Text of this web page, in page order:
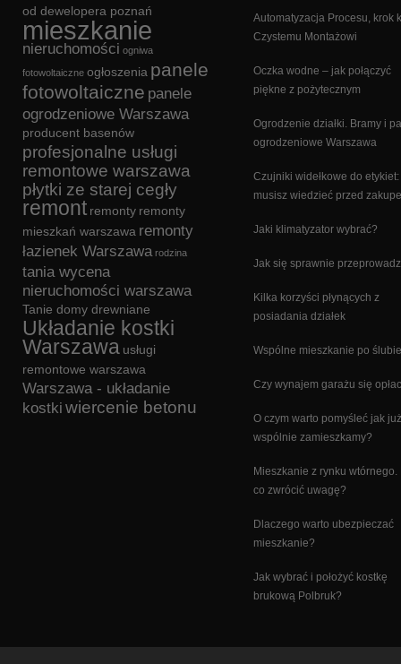
od dewelopera poznań
mieszkanie
nieruchomości ogniwa
fotowoltaiczne ogłoszenia panele
fotowoltaiczne panele
ogrodzeniowe Warszawa
producent basenów
profesjonalne usługi
remontowe warszawa
płytki ze starej cegły
remont remonty remonty
mieszkań warszawa remonty
łazienek Warszawa rodzina
tania wycena
nieruchomości warszawa
Tanie domy drewniane
Układanie kostki
Warszawa usługi
remontowe warszawa
Warszawa - układanie
kostki wiercenie betonu
Automatyzacja Procesu, krok
Czystemu Montażowi
Oczka wodne – jak połączyć
piękne z pożytecznym
Ogrodzenie działki. Bramy i
ogrodzeniowe Warszawa
Czujniki widełkowe do
musisz wiedzieć przed
Jaki klimatyzator wybrać?
Jak się sprawnie
Kilka korzyści płynących z
posiadania działek
Wspólne mieszkanie po ślubie
Czy wynajem garażu się
O czym warto pomyśleć jak już
wspólnie zamieszkamy?
Mieszkanie z rynku wtórnego.
co zwrócić uwagę?
Dlaczego warto ubezpieczać
mieszkanie?
Jak wybrać i położyć kostkę
brukową Polbruk?